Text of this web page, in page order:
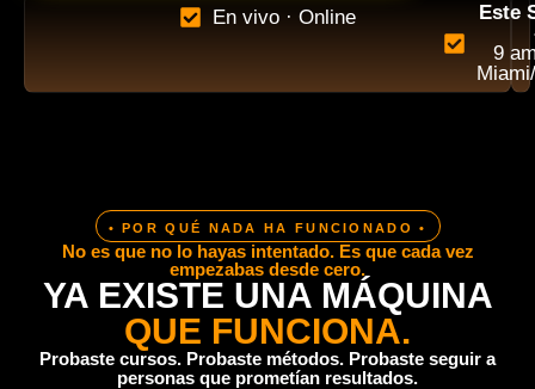
En vivo · Online
Este
9
• POR QUÉ NADA HA FUNCIONADO •
No es que no lo hayas intentado. Es que cada vez
empezabas desde cero.
YA EXISTE UNA MÁQUINA
QUE FUNCIONA.
Probaste cursos. Probaste métodos. Probaste seguir a
personas que prometían resultados.